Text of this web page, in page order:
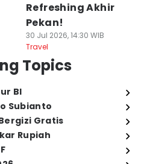
Refreshing Akhir
Pekan!
30 Jul 2026, 14:30 WIB
Travel
Topics
BI
Subianto
Gratis
Rupiah